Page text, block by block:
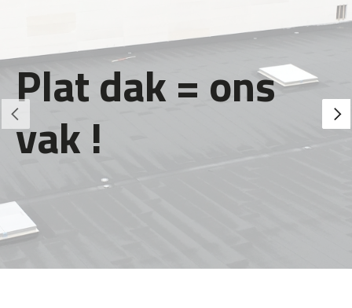
Plat dak = ons
vak !
Platte daken
waterdicht
maken, dat zijn
onze zaken!